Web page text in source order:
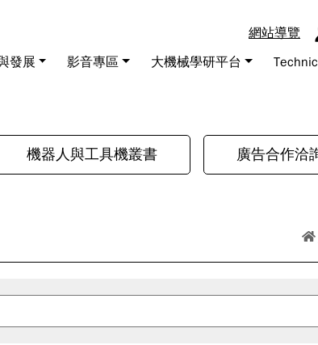
網站導覽
發展 影音專區 大機械學研平台
機器人與工具機叢書 廣告合作洽